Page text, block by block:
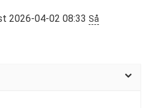
2026-04-02 08:33 Så